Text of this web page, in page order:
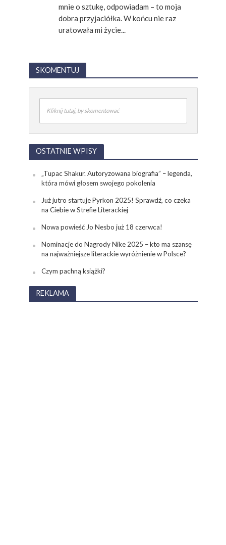
mnie o sztukę, odpowiadam – to moja
dobra przyjaciółka. W końcu nie raz
uratowała mi życie...
SKOMENTUJ
Kliknij tutaj, by skomentować
OSTATNIE WPISY
„Tupac Shakur. Autoryzowana biografia” – legenda,
która mówi głosem swojego pokolenia
Już jutro startuje Pyrkon 2025! Sprawdź, co czeka
na Ciebie w Strefie Literackiej
Nowa powieść Jo Nesbo już 18 czerwca!
Nominacje do Nagrody Nike 2025 – kto ma szansę
na najważniejsze literackie wyróżnienie w Polsce?
Czym pachną książki?
REKLAMA